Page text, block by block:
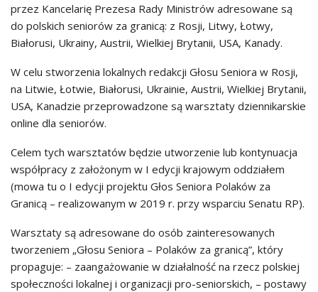
przez Kancelarię Prezesa Rady Ministrów adresowane są
do polskich seniorów za granicą: z Rosji, Litwy, Łotwy,
Białorusi, Ukrainy, Austrii, Wielkiej Brytanii, USA, Kanady.
W celu stworzenia lokalnych redakcji Głosu Seniora w Rosji,
na Litwie, Łotwie, Białorusi, Ukrainie, Austrii, Wielkiej Brytanii,
USA, Kanadzie przeprowadzone są warsztaty dziennikarskie
online dla seniorów.
Celem tych warsztatów będzie utworzenie lub kontynuacja
współpracy z założonym w I edycji krajowym oddziałem
(mowa tu o I edycji projektu Głos Seniora Polaków za
Granicą – realizowanym w 2019 r. przy wsparciu Senatu RP).
Warsztaty są adresowane do osób zainteresowanych
tworzeniem „Głosu Seniora – Polaków za granicą”, który
propaguje: – zaangażowanie w działalność na rzecz polskiej
społeczności lokalnej i organizacji pro-seniorskich, – postawy